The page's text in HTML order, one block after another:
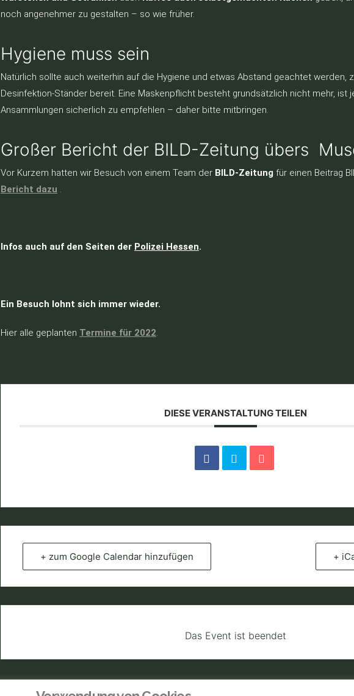
noch angenehmer zu gestalten – so wie früher.
Hygiene muss sein
Natürlich sollte auch weiterhin auf die Hygiene und etwas Abstand geachtet werden,
Desinfektion-Ständer bereit. Eine Maskenpflicht besteht grundsätzlich nicht mehr, ist
Ansammlungen sicherlich zu empfehlen – daher bitte mitbringen.
Großer Bericht der BILD-Zeitung übers
Vor Kurzem hatten wir Besuch von einem Team der BILD-Zeitung für einen Beitrag
Bericht dazu
Infos auch auf den Seiten der Polizei Hessen.
Ein Besuch lohnt sich immer wieder.
Hier alle geplanten Termine für 2022
DIESE VERANSTALTUNG TEILEN
+ zum Google Calendar hinzufügen +
Das Event ist beendet